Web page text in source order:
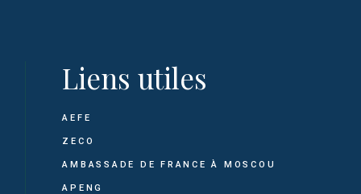
Liens utiles
AEFE
ZECO
AMBASSADE DE FRANCE À MOSCOU
APENG